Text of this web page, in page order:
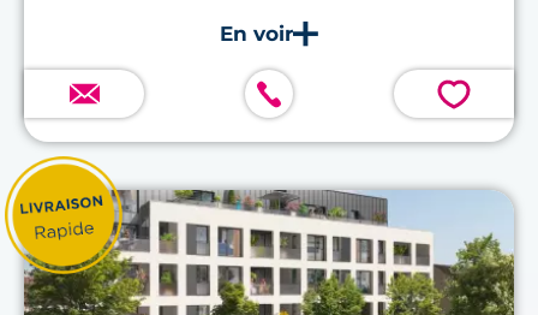
💗